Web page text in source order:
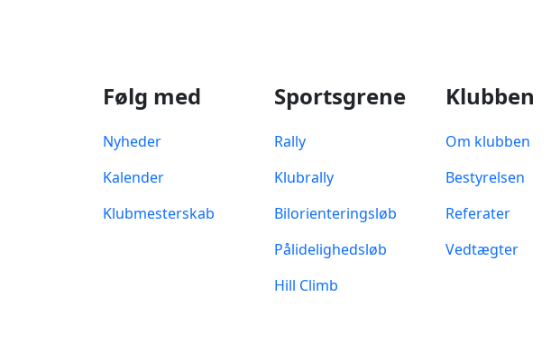
Følg med
Nyheder
Kalender
Klubmesterskab
Sportsgrene
Rally
Klubrally
Bilorienteringsløb
Pålidelighedsløb
Hill Climb
Klubben
Om klubben
Bestyrelsen
Referater
Vedtægter